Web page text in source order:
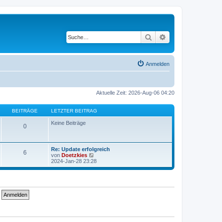
Suche
Anmelden
Aktuelle Zeit: 2026-Aug-06 04:20
BEITRÄGE LETZTER BEITRAG
0 Keine Beiträge
6
Re: Update erfolgreich
von Doetzkies
e
u
2024-Jan-28 23:28